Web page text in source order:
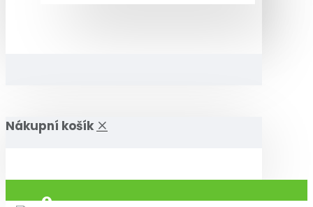
Nákupní košík